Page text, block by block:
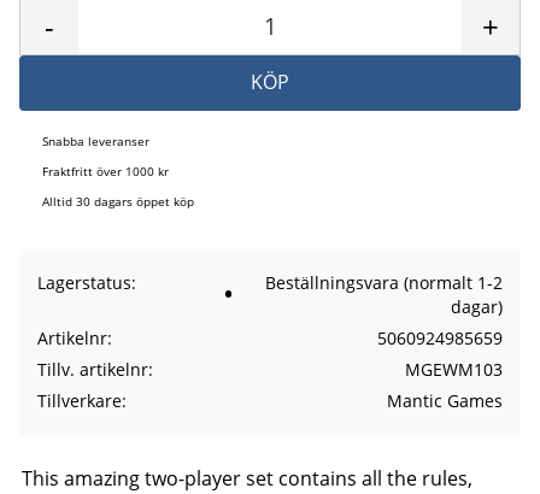
+
-
KÖP
Snabba leveranser
Fraktfritt över 1000 kr
Alltid 30 dagars öppet köp
Lagerstatus
Beställningsvara (normalt 1-2
dagar)
Artikelnr
5060924985659
Tillv. artikelnr
MGEWM103
Tillverkare
Mantic Games
This amazing two-player set contains all the rules,